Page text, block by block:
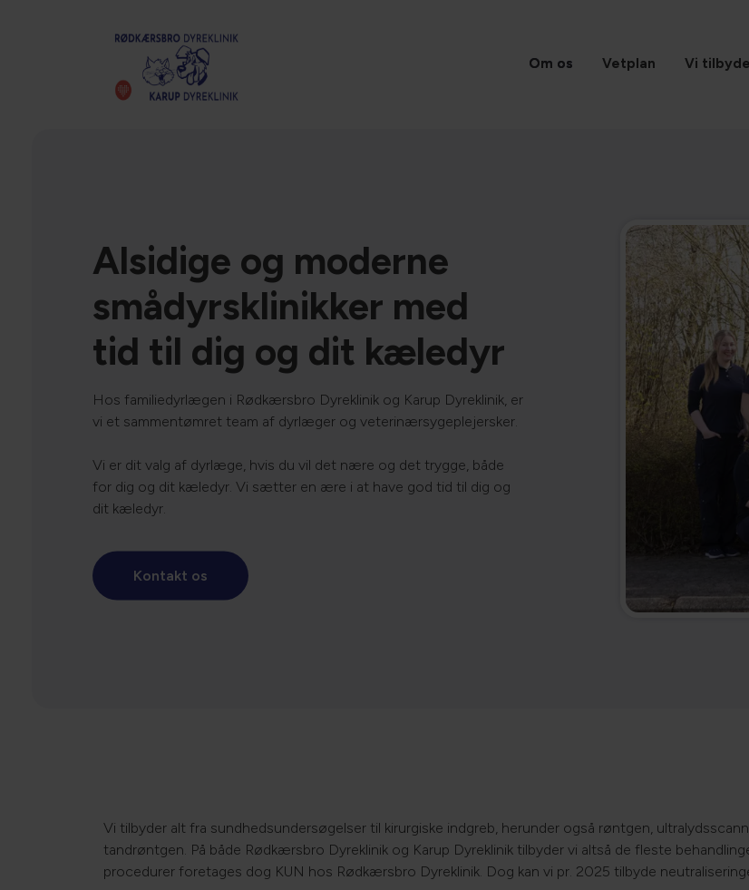
Om os Vetplan Vi
Alsidige og moderne
smådyrsklinikker med
tid til dig og dit kæledyr
Hos familiedyrlægen i Rødkærsbro Dyreklinik og Karup Dyreklinik, er
vi et sammentømret team af dyrlæger og veterinærsygeplejersker.
Vi er dit valg af dyrlæge, hvis du vil det nære og det trygge, både
for dig og dit kæledyr. Vi sætter en ære i at have god tid til dig og
dit kæledyr.
Kontakt os
Vi tilbyder alt fra sundhedsundersøgelser til kirurgiske indgreb, herunder også røntgen,
tandrøntgen. På både Rødkærsbro Dyreklinik og Karup Dyreklinik tilbyder vi altså de fleste
procedurer foretages dog KUN hos Rødkærsbro Dyreklinik. Dog kan vi pr. 2025 tilbyde